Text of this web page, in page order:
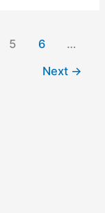
5 6
…
Next →